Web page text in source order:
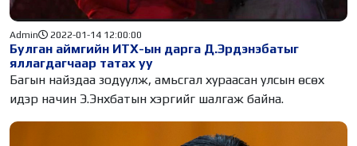
Булган аймгийн ИТХ-ын дарга Д.Эрдэнэбатыг
яллагдагчаар татах уу
Admin 2022-01-14 12:00:00
Багын найздаа зодуулж, амьсгал хураасан улсын өсөх
идэр начин Э.Энхбатын хэргийг шалгаж байна.